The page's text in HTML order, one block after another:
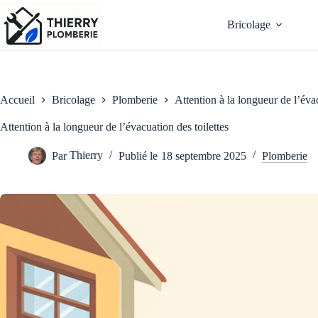
Passer
au
contenu
Bricolage
Accueil Bricolage Plomberie Attention à la longueur de
Attention à la longueur de l’évacuation des toilettes
Par Thierry Publié le 18 septembre 2025 Plomberie